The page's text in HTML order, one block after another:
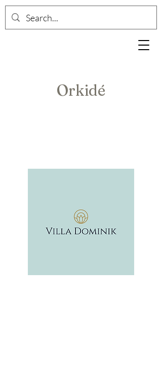
Orkidé